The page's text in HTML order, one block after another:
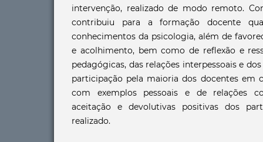
intervenção, realizado de modo remoto.
contribuiu para a formação docente
conhecimentos da psicologia, além de
e acolhimento, bem como de reflexão e
pedagógicas, das relações interpessoais e
participação pela maioria dos docentes em
com exemplos pessoais e de relações
aceitação e devolutivas positivas dos
realizado.